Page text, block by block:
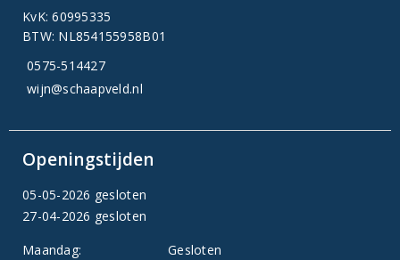
KvK: 60995335
BTW: NL854155958B01
0575-514427
wijn@schaapveld.nl
Openingstijden
05-05-2026 gesloten
27-04-2026 gesloten
Maandag:
Gesloten